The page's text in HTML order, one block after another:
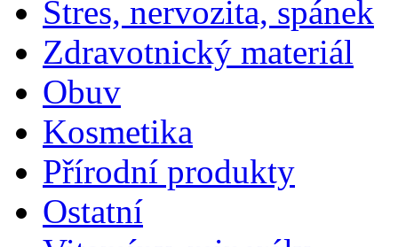
Stres, nervozita, spánek
Zdravotnický materiál
Obuv
Kosmetika
Přírodní produkty
Ostatní